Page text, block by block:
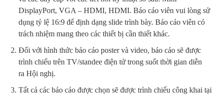
DisplayPort, VGA – HDMI, HDMI. Báo cáo viên vui lòng sử
dụng tỷ lệ 16:9 để định dạng slide trình bày. Báo cáo viên có
trách nhiệm mang theo các thiết bị cần thiết khác.
Đối với hình thức báo cáo poster và video, báo cáo sẽ được
trình chiếu trên TV/standee điện tử trong suốt thời gian diễn
ra Hội nghị.
Tất cả các báo cáo được chọn sẽ được trình chiếu công khai tại